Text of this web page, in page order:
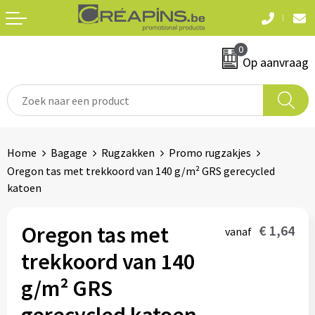
0
Op aanvraag
T-shirts
Sweaters en hoodies
Fleeces
Jassen
Hemden
Badtextiel & douche
Automerken
Eten & drinken
Waterflesjes
Schrijf & papierwaren
Home Bagage Rugzakken
Promo rugzakjes
Oregon tas met trekkoord van 140 g/m² GRS gerecycled
katoen
Oregon tas met
trekkoord van 140
g/m² GRS
vanaf € 1,64